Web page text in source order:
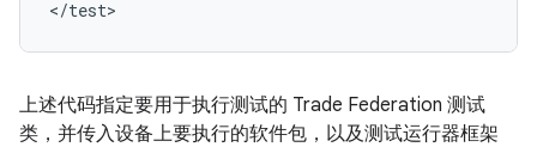
上述代码指定要用于执行测试的 Trade Federation 测试
类，并传入设备上要执行的软件包，以及测试运行器框架